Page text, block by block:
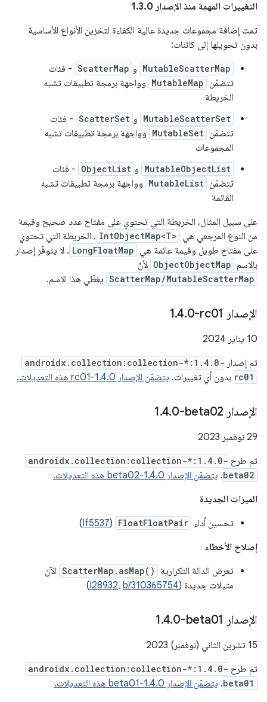
التغييرات المهمة منذ الإصدار 1.3.0
تمت إضافة مجموعات جديدة عالية الكفاءة لتخزين الأنواع الأساسية
بدون تحويلها إلى كائنات:
MutableScatterMap و ScatterMap - فئات
تتضمّن MutableMap وواجهة برمجة تطبيقات تشبه
الخريطة
MutableScatterSet و ScatterSet - فئات
تتضمّن MutableSet وواجهة برمجة تطبيقات تشبه
المجموعات
MutableObjectList و ObjectList - فئات
تتضمّن MutableList وواجهة برمجة تطبيقات تشبه
القائمة
على سبيل المثال، الخريطة التي تحتوي على مفتاح عدد صحيح وقيمة
من النوع المرجعي هي IntObjectMap<T> . الخريطة التي تحتوي
على مفتاح طويل وقيمة عائمة هي LongFloatMap . لا يتوفّر إصدار
بالاسم ObjectObjectMap لأنّ
ScatterMap/MutableScatterMap يغطّي هذا الاسم.
الإصدار ‎1 .4.0-rc01
‫10 يناير 2024
تم إصدار androidx.collection:collection-*:1.4.0-
rc01 بدون أي تغييرات. يتضمّن الإصدار 1.4.0-rc01 هذه التعديلات.
الإصدار ‎1 .4.0-beta02
‫29 نوفمبر 2023
تم طرح androidx.collection:collection-*:1.4.0-
beta02
. يتضمّن الإصدار 1.4.0-beta02 هذه التعديلات.
الميزات الجديدة
تحسين أداء FloatFloatPair
(
If5537
)
إصلاح الأخطاء
تعرض الدالة التكرارية
ScatterMap.asMap() الآن
مثيلات جديدة (
I28932، b/310365754
)
الإصدار ‎1 .4.0-beta01
‫15 تشرين الثاني (نوفمبر) 2023
تم طرح androidx.collection:collection-*:1.4.0-
beta01
. يتضمّن الإصدار 1.4.0-beta01 هذه التعديلات.